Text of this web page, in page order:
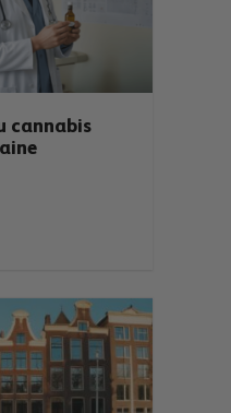
cannabis